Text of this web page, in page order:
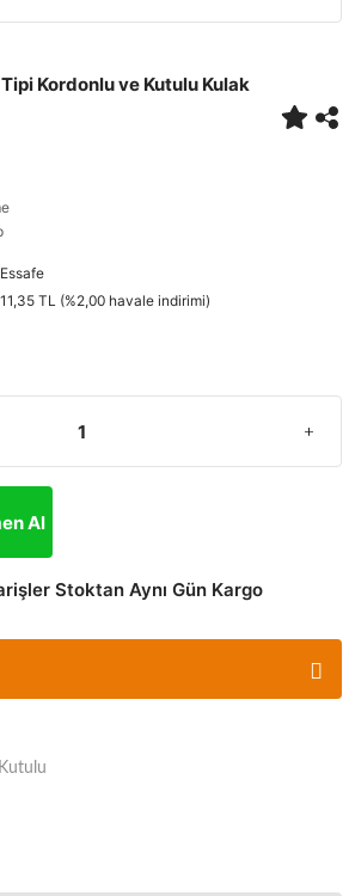
Kordonlu ve Kutulu Kulak
Essafe
11,35 TL (%2,00 havale indirimi)
Al
Stoktan Aynı Gün Kargo